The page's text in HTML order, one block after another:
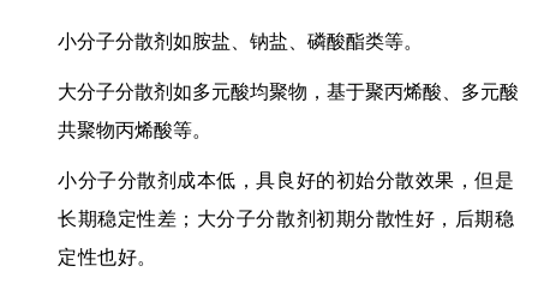
小分子分散剂如胺盐、钠盐、磷酸酯类等。
大分子分散剂如多元酸均聚物，基于聚丙烯酸、多元酸
共聚物丙烯酸等。
小分子分散剂成本低，具良好的初始分散效果，但是
长期稳定性差；大分子分散剂初期分散性好，后期稳
定性也好。